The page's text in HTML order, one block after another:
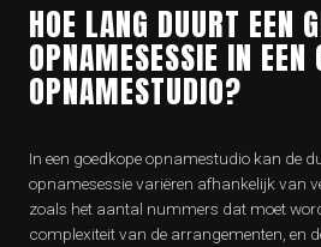
HOE LANG DUURT EEN
OPNAMESESSIE IN EEN
OPNAMESTUDIO?
In een goedkope opnamestudio kan de
opnamesessie variëren afhankelijk van
zoals het aantal nummers dat moet
complexiteit van de arrangementen, en